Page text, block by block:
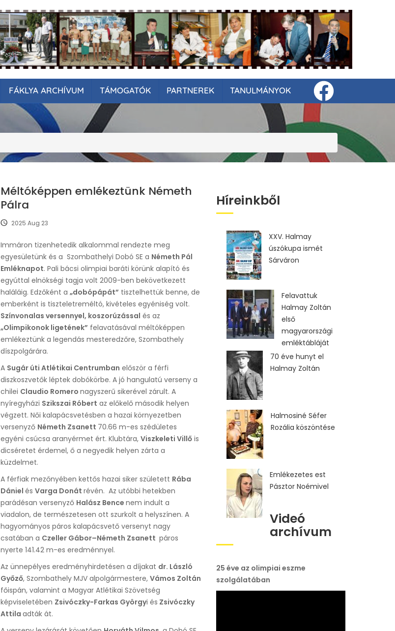
FÁKLYA ARCHÍVUM TÁMOGATÓK PARTNEREK TANULMÁNYOK
Méltóképpen emlékeztünk Németh
Pálra
2025 Aug 23
Immáron tizenhetedik alkalommal rendezte meg
egyesületünk és a Szombathelyi Dobó SE a Németh Pál
Emléknapot. Pali bácsi olimpiai baráti körünk alapító és
egyúttal elnökségi tagja volt 2009-ben bekövetkezett
haláláig. Edzőként a „dobópápát” tisztelhettük benne, de
emberként is tiszteletreméltó, kivételes egyéniség volt.
Színvonalas versennyel, koszorúzással és az
„Olimpikonok ligetének” felavatásával méltóképpen
emlékeztünk a legendás mesteredzőre, Szombathely
díszpolgárára.
A Sugár úti Atlétikai Centrumban először a férfi
diszkoszvetők léptek dobókörbe. A jó hangulatú verseny a
chilei Claudio Romero nagyszerű sikerével zárult. A
nyíregyházi Szikszai Róbert az előkelő második helyen
végzett. Női kalapácsvetésben a hazai környezetben
versenyző Németh Zsanett 70.66 m-es szédületes
egyéni csúcsa aranyérmet ért. Klubtára, Viszkeleti Villőis
dicséretet érdemel, ő a negyedik helyen zárta a
küzdelmet.
A férfiak mezőnyében kettős hazai siker született Rába
Dániel és Varga Donát révén. Az utóbbi hetekben
parádésan versenyző Halász Bence nem indult a
viadalon, de természetesen ott szurkolt a helyszínen. A
hagyományos páros kalapácsvető versenyt nagy
csatában a Czeller Gábor–Németh Zsanett páros
nyerte 141.42 m-es eredménnyel.
Az ünnepélyes eredményhirdetésen a díjakat dr. László
Győző, Szombathely MJV alpolgármestere, Vámos Zoltán
főispán, valamint a Magyar Atlétikai Szövetség
képviseletében Zsivóczky-Farkas Györgyi és Zsivóczky
Attila adták át.
Híreinkből
XXV. Halmay
úszókupa ismét
Sárváron
Felavattuk
Halmay Zoltán
első
magyarországi
emléktábláját
70 éve hunyt el
Halmay Zoltán
Halmosiné Séfer
Rozália köszöntése
Emlékezetes est
Pásztor Noémivel
Videó
archívum
25 éve az olimpiai eszme
szolgálatában